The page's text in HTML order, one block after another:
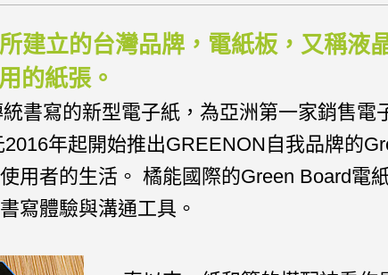
建立的台灣品牌，電紙板，又稱液
的紙張。
書寫的新型電子紙，為亞洲第一家銷售
年起開始推出GREENON自我品牌的
用者的生活。 橘能國際的Green Board電
寫體驗與溝通工具。